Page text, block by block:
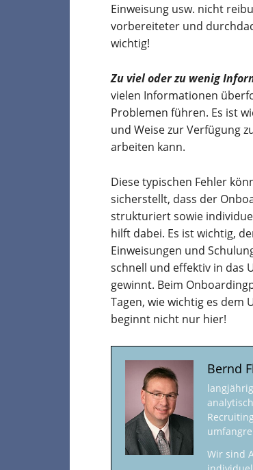
Einweisung usw. nicht
vorbereiteter und
wichtig!
Zu viel oder zu wenig
vielen Informationen
Problemen führen. Es ist
und Weise zur Verfügung
arbeiten kann.
Diese typischen Fehler
sicherstellt, dass der
strukturiert sowie
hilft dabei. Es ist wichtig,
Einweisungen und
schnell und effektiv in das
gewinnt. Beim
Tagen, wie wichtig es
beginnt nicht nur hier!
Bernd
Wir sind